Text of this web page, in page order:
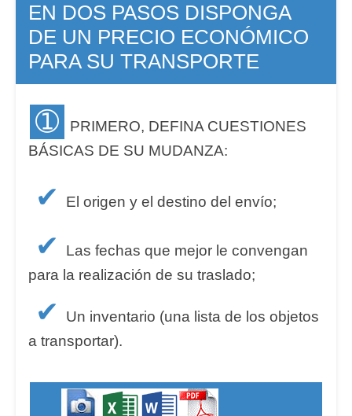
EN DOS PASOS DISPONGA
DE UN PRECIO ECONÓMICO
PARA SU TRANSPORTE
➀
PRIMERO, DEFINA CUESTIONES
BÁSICAS DE SU MUDANZA:
✔ El origen y el destino del envío;
✔
Las fechas que mejor le convengan
para la realización de su traslado;
✔
Un inventario (una lista de los objetos
a transportar).